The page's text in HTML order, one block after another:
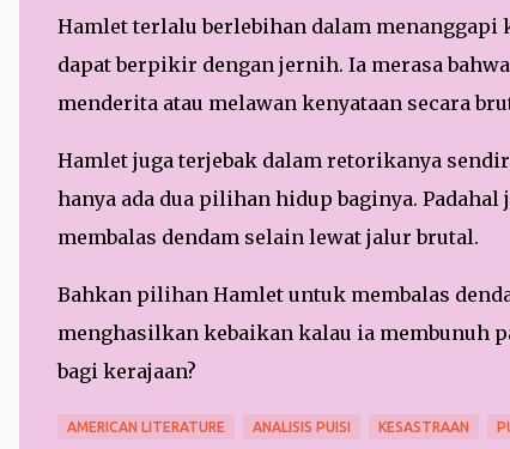
Hamlet terlalu berlebihan dalam
dapat berpikir dengan jernih. Ia merasa
menderita atau melawan kenyataan secara
Hamlet juga terjebak dalam retorikanya
hanya ada dua pilihan hidup baginya.
membalas dendam selain lewat jalur brutal.
Bahkan pilihan Hamlet untuk membalas
menghasilkan kebaikan kalau ia membunuh
bagi kerajaan?
AMERICAN LITERATURE ANALISIS PUISI KESASTRAAN